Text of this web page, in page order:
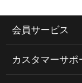
会員サービス
カスタマーサ